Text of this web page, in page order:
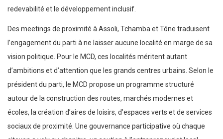
redevabilité et le développement inclusif.
Des meetings de proximité à Assoli, Tchamba et Tône traduisent
l’engagement du parti à ne laisser aucune localité en marge de sa
vision politique. Pour le MCD, ces localités méritent autant
d’ambitions et d’attention que les grands centres urbains. Selon le
président du parti, le MCD propose un programme structuré
autour de la construction des routes, marchés modernes et
écoles, la création d’aires de loisirs, d’espaces verts et de services
sociaux de proximité. Une gouvernance participative où chaque